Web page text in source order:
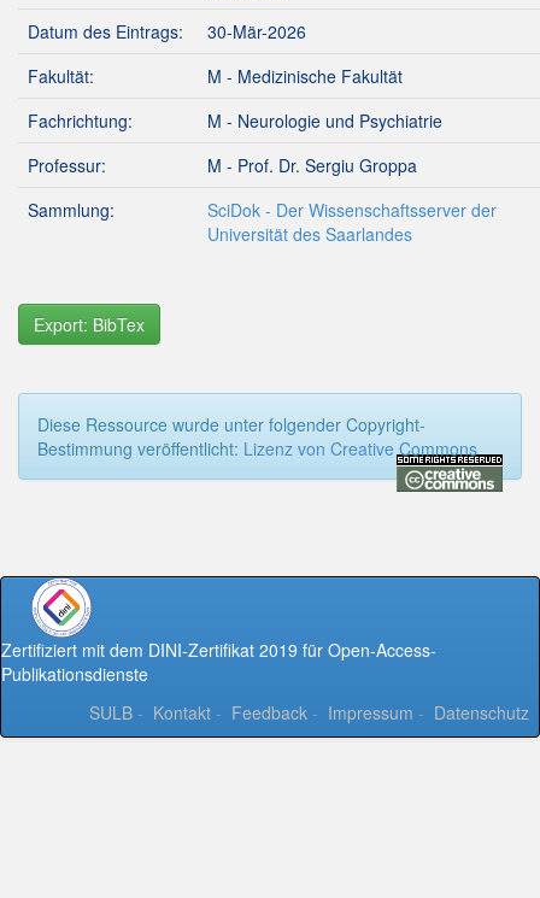
Datum des Eintrags:
30-Mär-2026
Fakultät:
M - Medizinische Fakultät
Fachrichtung:
M - Neurologie und Psychiatrie
Professur:
M - Prof. Dr. Sergiu Groppa
Sammlung:
SciDok - Der Wissenschaftsserver der
Universität des Saarlandes
Export: BibTex
Diese Ressource wurde unter folgender Copyright-
Bestimmung veröffentlicht: Lizenz von Creative Commons
Zertifiziert mit dem DINI-Zertifikat 2019 für Open-Access-
Publikationsdienste
SULB - Kontakt - Feedback - Impressum - Datenschutz